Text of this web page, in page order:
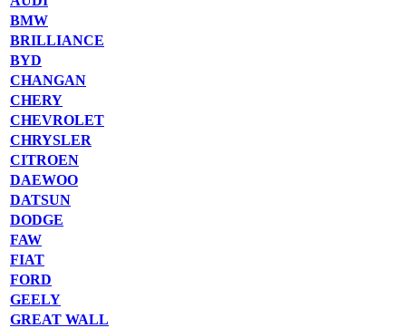
BMW
BRILLIANCE
BYD
CHANGAN
CHERY
CHEVROLET
CHRYSLER
CITROEN
DAEWOO
DATSUN
DODGE
FAW
FIAT
FORD
GEELY
GREAT WALL